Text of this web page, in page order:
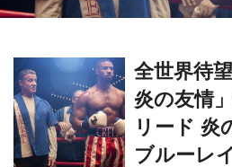
全世界待
炎の友情
リード 炎
ブルーレ